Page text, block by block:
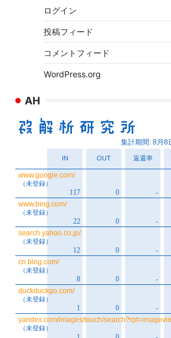
ログイン
投稿フィード
コメントフィード
WordPress.org
AH